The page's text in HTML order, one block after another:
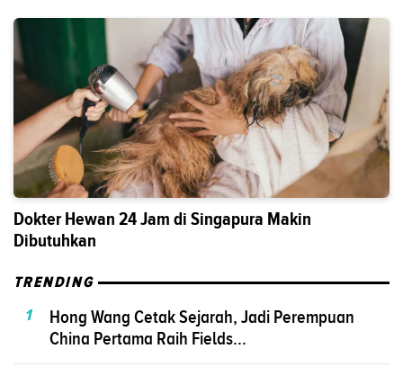
Dokter Hewan 24 Jam di Singapura Makin
Dibutuhkan
TRENDING
1
Hong Wang Cetak Sejarah, Jadi Perempuan
China Pertama Raih Fields...